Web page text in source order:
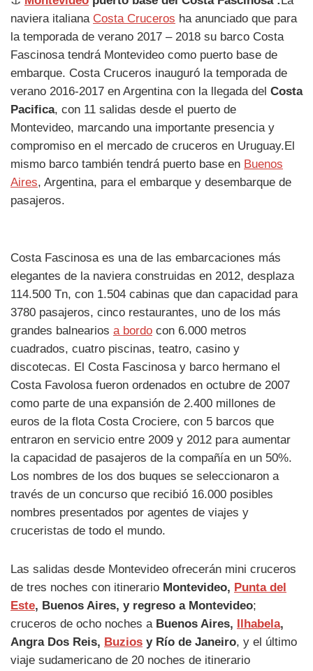
naviera italiana Costa Cruceros ha anunciado que para
la temporada de verano 2017 – 2018 su barco Costa
Fascinosa tendrá Montevideo como puerto base de
embarque. Costa Cruceros inauguró la temporada de
verano 2016-2017 en Argentina con la llegada del Costa
Pacifica, con 11 salidas desde el puerto de
Montevideo, marcando una importante presencia y
compromiso en el mercado de cruceros en Uruguay.El
mismo barco también tendrá puerto base en Buenos
Aires, Argentina, para el embarque y desembarque de
pasajeros.
Costa Fascinosa es una de las embarcaciones más
elegantes de la naviera construidas en 2012, desplaza
114.500 Tn, con 1.504 cabinas que dan capacidad para
3780 pasajeros, cinco restaurantes, uno de los más
grandes balnearios a bordo con 6.000 metros
cuadrados, cuatro piscinas, teatro, casino y
discotecas. El Costa Fascinosa y barco hermano el
Costa Favolosa fueron ordenados en octubre de 2007
como parte de una expansión de 2.400 millones de
euros de la flota Costa Crociere, con 5 barcos que
entraron en servicio entre 2009 y 2012 para aumentar
la capacidad de pasajeros de la compañía en un 50%.
Los nombres de los dos buques se seleccionaron a
través de un concurso que recibió 16.000 posibles
nombres presentados por agentes de viajes y
cruceristas de todo el mundo.
Las salidas desde Montevideo ofrecerán mini cruceros
de tres noches con itinerario Montevideo, Punta del
Este, Buenos Aires, y regreso a Montevideo;
cruceros de ocho noches a Buenos Aires, Ilhabela,
Angra Dos Reis, Buzios y Río de Janeiro, y el último
viaje sudamericano de 20 noches de itinerario